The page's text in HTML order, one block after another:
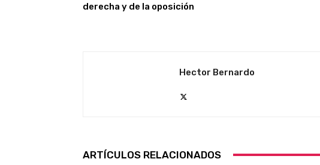
derecha y de la oposición
Hector Bernardo
ARTÍCULOS RELACIONADOS